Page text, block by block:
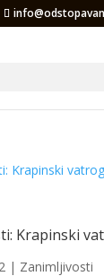
Krapinski
| Zanimljivosti